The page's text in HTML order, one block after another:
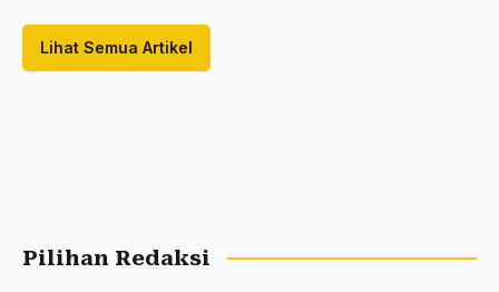
Lihat Semua Artikel
Pilihan Redaksi